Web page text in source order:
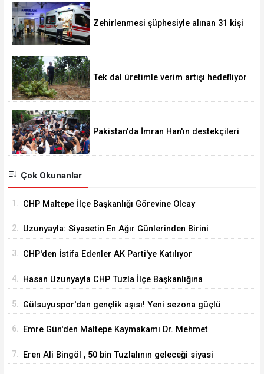
Zehirlenmesi şüphesiyle alınan 31 kişi
Tek dal üretimle verim artışı hedefliyor
Pakistan'da İmran Han'ın destekçileri
Çok Okunanlar
1. CHP Maltepe İlçe Başkanlığı Görevine Olcay
2. Uzunyayla: Siyasetin En Ağır Günlerinden Birini
3. CHP'den İstifa Edenler AK Parti'ye Katılıyor
4. Hasan Uzunyayla CHP Tuzla İlçe Başkanlığına
5. Gülsuyuspor'dan gençlik aşısı! Yeni sezona güçlü
6. Emre Gün'den Maltepe Kaymakamı Dr. Mehmet
7. Eren Ali Bingöl , 50 bin Tuzlalının geleceği siyasi